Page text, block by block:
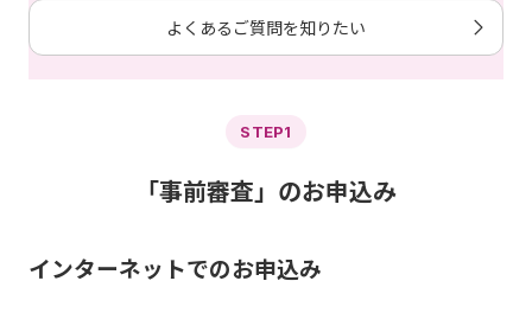
よくあるご質問を知りたい
STEP1
「事前審査」のお申込み
インターネットでのお申込み